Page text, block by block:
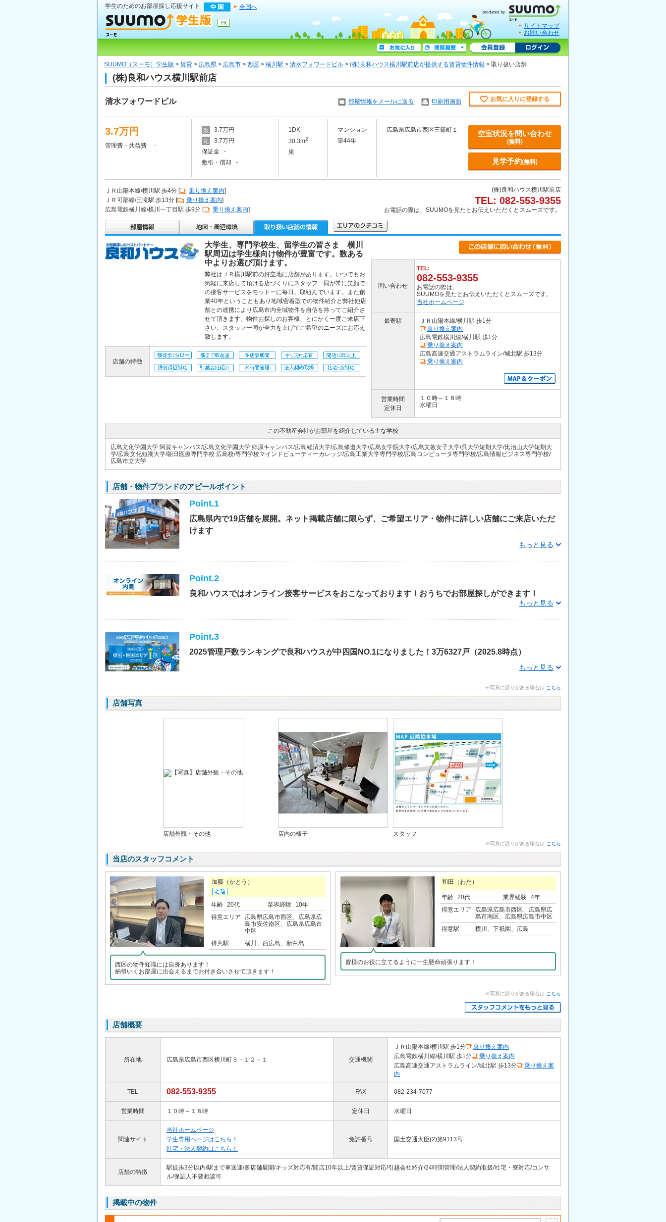
学生のためのお部屋探し応援サイト 全国へ
サイトマップ
お問い合わせ
SUUMO（スーモ）学生版 > 賃貸 > 広島県 > 広島市 > 西区 > 横川駅 > 清水フォワードビル > (株)良和ハウス横川駅前店が提供する賃貸物件情報 > 取り扱い店舗
(株)良和ハウス横川駅前店
清水フォワードビル 部屋情報をメールに送る 印刷用画面 お気に入りに登録する
3.7万円
管理費・共益費 -
敷 3.7万円
礼
3.7万円
保証金 -
敷引・償却 -
1DK
30.3m2
東
マンション
築44年
広島県広島市西区三篠町１ 空室状況を問い合わせ
(無料)
見学予約(無料)
ＪＲ山陽本線/横川駅 歩4分 [ 乗り換え案内]
ＪＲ可部線/三滝駅 歩13分 [
乗り換え案内]
広島電鉄横川線/横川一丁目駅 歩9分 [
乗り換え案内]
(株)良和ハウス横川駅前店
TEL: 082-553-9355
お電話の際は、SUUMOを見たとお伝えいただくとスムーズです。
大学生、専門学校生、留学生の皆さま 横川
駅周辺は学生様向け物件が豊富です。数ある
中よりお選び頂けます。
弊社はＪＲ横川駅前の好立地に店舗があります。いつでもお
気軽に来店して頂ける店づくりにスタッフ一同が常に笑顔で
の接客サービスをモットーに毎日、取組んでいます。また創
業40年ということもあり地域密着型での物件紹介と弊社他店
舗との連携により広島市内全域物件を自信を持ってご紹介さ
せて頂きます。物件お探しのお客様、とにかく一度ご来店下
さい。スタッフ一同が全力を上げてご希望のニーズにお応え
致します。
店舗の特徴
問い合わせ
TEL:
082-553-9355
お電話の際は、
SUUMOを見たとお伝えいただくとスムーズです。
当社ホームページ
最寄駅
ＪＲ山陽本線/横川駅 歩1分
乗り換え案内
広島電鉄横川線/横川駅 歩1分
乗り換え案内
広島高速交通アストラムライン/城北駅 歩13分
乗り換え案内
営業時間
定休日
１０時～１８時
水曜日
この不動産会社がお部屋を紹介している主な学校
広島文化学園大学 阿賀キャンパス/広島文化学園大学 郷原キャンパス/広島経済大学/広島修道大学/広島女学院大学/広島文教女子大学/呉大学短期大学/比治山大学短期大
学/広島文化短期大学/朝日医療専門学校 広島校/専門学校マインドビューティーカレッジ/広島工業大学専門学校/広島コンピュータ専門学校/広島情報ビジネス専門学校/
広島市立大学
店舗・物件ブランドのアピールポイント
Point.1
広島県内で19店舗を展開。ネット掲載店舗に限らず、ご希望エリア・物件に詳しい店舗にご来店いただ
けます
もっと見る
Point.2
良和ハウスではオンライン接客サービスをおこなっております！おうちでお部屋探しができます！
もっと見る
Point.3
2025管理戸数ランキングで良和ハウスが中四国NO.1になりました！3万6327戸（2025.8時点）
もっと見る
※写真に誤りがある場合は こちら
店舗写真
店舗外観・その他 店内の様子 スタッフ
※写真に誤りがある場合は こちら
当店のスタッフコメント
加藤（かとう）
年齢 20代 業界経験
10年
得意エリア
広島県広島市西区、広島県広
島市安佐南区、広島県広島市
中区
得意駅
横川、西広島、新白島
西区の物件知識には自身あります！
納得いくお部屋に出会えるまでお付き合いさせて頂きます！
和田（わだ）
年齢 20代 業界経験 4年
得意エリア
広島県広島市西区、広島県広
島市南区、広島県広島市中区
得意駅
横川、下祇園、広島
皆様のお役に立てるように一生懸命頑張ります！
※写真に誤りがある場合は こちら
店舗概要
所在地 広島県広島市西区横川町３－１２－１ 交通機関
ＪＲ山陽本線/横川駅 歩1分
乗り換え案内
広島電鉄横川線/横川駅 歩1分
乗り換え案内
広島高速交通アストラムライン/城北駅 歩13分
乗り換え案
内
TEL 082-553-9355 FAX 082-234-7077
営業時間 １０時～１８時 定休日 水曜日
関連サイト
当社ホームページ
学生専用ページはこちら！
社宅・法人契約はこちら！
免許番号 国土交通大臣(2)第9113号
店舗の特徴
駅徒歩3分以内/駅まで車送迎/多店舗展開/キッズ対応有/開店10年以上/賃貸保証対応/引越会社紹介/24時間管理/法人契約取扱/社宅・寮対応/コンサ
ル/保証人不要相談可
掲載中の物件